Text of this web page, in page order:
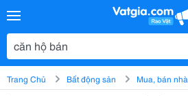
Trang Chủ Bất động sản Mua, bán nhà